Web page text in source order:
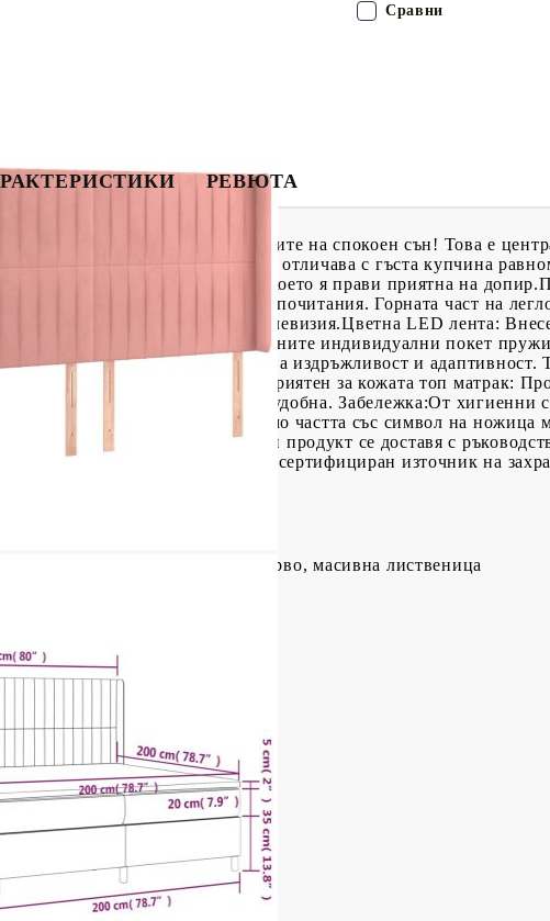
Сравни
РЕВЮТА
с матрак и LED, за да се насладите на спокоен сън! Това е
и луксозна материя, която се отличава с гъста купчина
се отличава с меко усещане, което я прави приятна на
на височина според вашите предпочитания. Горната част на
за да четете или гледате телевизия.Цветна LED лента:
пружинен матрак: Вградените индивидуални покет
осигуряват високо ниво на издръжливост и адаптивност.
от мятане и въртене.Благоприятен за кожата топ матрак:
материя, което я прави мека и удобна. Забележка:От хигиенни
е отстранена или отворена.Само частта със символ на ножица
както преди.Всеки продукт се доставя с
USB конектор, но не е включен сертифициран източник на
шперплат, инженерно дърво, масивна лиственица
20 см (Ш x Д x В)
(100% полиестер)